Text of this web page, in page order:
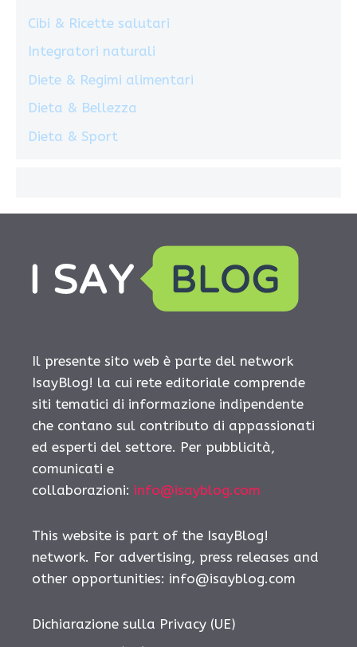
Cibi & Ricette salutari
Integratori naturali
Diete & Regimi alimentari
Dieta & Bellezza
Dieta & Sport
Il presente sito web è parte del network
IsayBlog! la cui rete editoriale comprende
siti tematici di informazione indipendente
che contano sul contributo di appassionati
ed esperti del settore. Per pubblicità,
comunicati e
collaborazioni: info@isayblog.com
This website is part of the IsayBlog!
network. For advertising, press releases and
other opportunities: info@isayblog.com
Dichiarazione sulla Privacy (UE)